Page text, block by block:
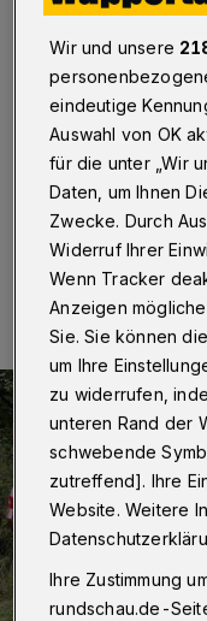
·
Die
FC Polonia 2005
5.000 Euro.
einen
Vereinsvorstände
11.11.2024 , 12:30
Wir und unsere
eindeutige
Auswahl von OK
für die unter „Wir
Daten, um Ihnen
Zwecke. Durch
Widerruf Ihrer
Wenn Tracker
Anzeigen
Sie. Sie können
um Ihre
zu widerrufen,
unteren Rand der
schwebende
zutreffend]. Ihre
Website. Weitere
Ihre Zustimmung
rundschau.de-